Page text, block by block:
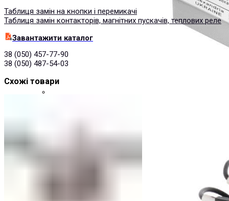
Таблиця замін на кнопки і перемикачі
Таблиця замін контакторів, магнітних пускачів, теплових реле
Завантажити каталог
38 (050) 457-77-90
38 (050) 487-54-03
Схожі товари